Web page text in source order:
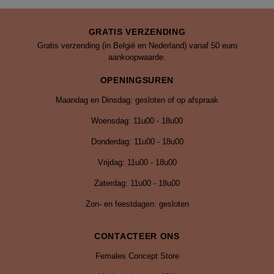
GRATIS VERZENDING
Gratis verzending (in België en Nederland) vanaf 50 euro
aankoopwaarde.
OPENINGSUREN
Maandag en Dinsdag: gesloten of op afspraak
Woensdag: 11u00 - 18u00
Donderdag: 11u00 - 18u00
Vrijdag: 11u00 - 18u00
Zaterdag: 11u00 - 18u00
Zon- en feestdagen: gesloten
CONTACTEER ONS
Females Concept Store